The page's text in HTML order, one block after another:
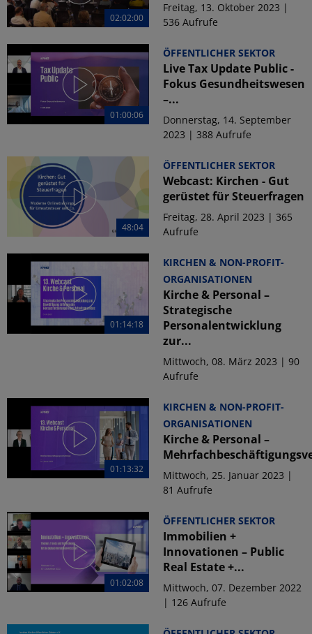
02:02:00
Freitag, 13. Oktober 2023 |
536 Aufrufe
01:00:06
ÖFFENTLICHER SEKTOR
Live Tax Update Public -
Fokus Gesundheitswesen
–...
Donnerstag, 14. September
2023 | 388 Aufrufe
48:04
ÖFFENTLICHER SEKTOR
Webcast: Kirchen - Gut
gerüstet für Steuerfragen
Freitag, 28. April 2023 | 365
Aufrufe
01:14:18
KIRCHEN & NON-PROFIT-
ORGANISATIONEN
Kirche & Personal –
Strategische
Personalentwicklung
zur...
Mittwoch, 08. März 2023 | 90
Aufrufe
01:13:32
KIRCHEN & NON-PROFIT-
ORGANISATIONEN
Kirche & Personal –
Mittwoch, 25. Januar 2023 |
81 Aufrufe
01:02:08
ÖFFENTLICHER SEKTOR
Immobilien +
Innovationen – Public
Real Estate +...
Mittwoch, 07. Dezember 2022
| 126 Aufrufe